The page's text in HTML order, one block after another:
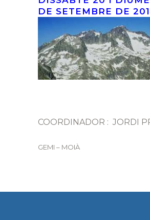
DE SETEMBRE DE
COORDINADOR : JORDI
GEMI – MOIÀ